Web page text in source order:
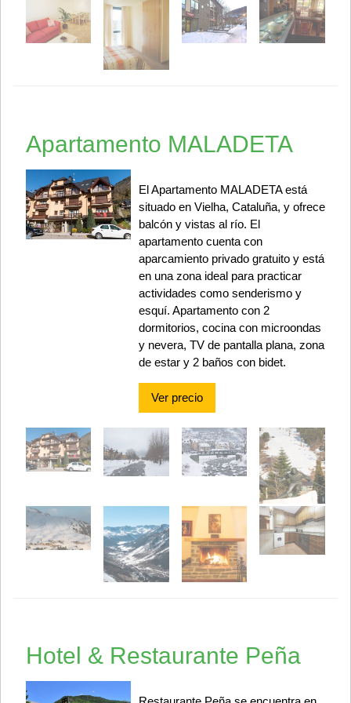
Apartamento MALADETA
El Apartamento MALADETA está
situado en Vielha, Cataluña, y ofrece
balcón y vistas al río. El
apartamento cuenta con
aparcamiento privado gratuito y está
en una zona ideal para practicar
actividades como senderismo y
esquí. Apartamento con 2
dormitorios, cocina con microondas
y nevera, TV de pantalla plana, zona
de estar y 2 baños con bidet.
Ver precio
Hotel & Restaurante Peña